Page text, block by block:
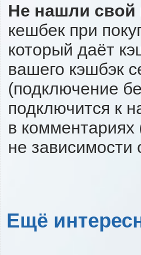
Не нашли свой
кешбек при
который даёт
вашего кэшбэк
(подключение
подключится к
в
не зависимости
Ещё